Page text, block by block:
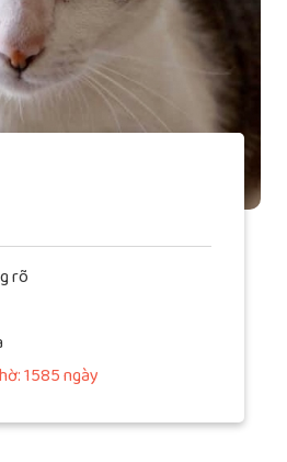
rõ
1585 ngày